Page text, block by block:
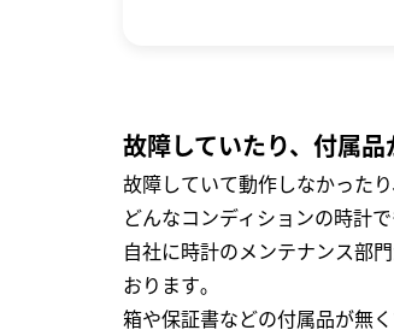
故障していたり、付属品
故障していて動作しなかった
どんなコンディションの時計
自社に時計のメンテナンス部
おります｡
箱や保証書などの付属品が無